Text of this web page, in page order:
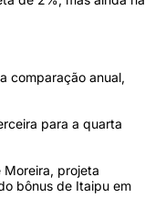
comparação anual,
para a quarta
Moreira, projeta
bônus de Itaipu em